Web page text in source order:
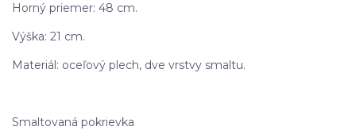
Horný priemer: 48 cm.
Výška: 21 cm.
Materiál: oceľový plech, dve vrstvy smaltu.
Smaltovaná pokrievka